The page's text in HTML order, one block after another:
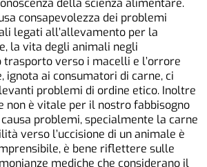
della scienza alimentare.
consapevolezza dei problemi
legati all’allevamento per la
la vita degli animali negli
verso i macelli e l’orrore
ignota ai consumatori di carne, ci
problemi di ordine etico. Inoltre
non è vitale per il nostro fabbisogno
problemi, specialmente la carne
verso l’uccisione di un animale è
è bene riflettere sulle
mediche che considerano il